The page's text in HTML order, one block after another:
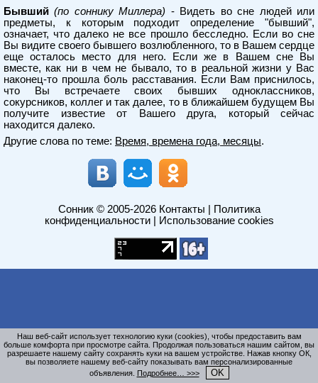
Бывший (по соннику Миллера) - Видеть во сне людей или
предметы, к которым подходит определение "бывший",
означает, что далеко не все прошло бесследно. Если во сне
Вы видите своего бывшего возлюбленного, то в Вашем сердце
еще осталось место для него. Если же в Вашем сне Вы
вместе, как ни в чем не бывало, то в реальной жизни у Вас
наконец-то прошла боль расставания. Если Вам приснилось,
что Вы встречаете своих бывших одноклассников,
сокурсников, коллег и так далее, то в ближайшем будущем Вы
получите известие от Вашего друга, который сейчас
находится далеко.
Другие слова по теме: Время, времена года, месяцы.
Сонник© 2005-2026 Контакты
Политика
конфиденциальности| Использование cookies
Наш веб-сайт использует технологию куки (cookies), чтобы предоставить вам
больше комфорта при просмотре сайта. Продолжая пользоваться нашим сайтом, вы
разрешаете нашему сайту сохранять куки на вашем устройстве. Нажав кнопку ОК,
вы позволяете нашему веб-сайту показывать вам персонализированные
объявления. Подробнее… >>> OK